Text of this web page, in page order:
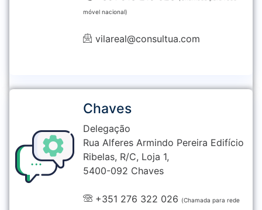
móvel nacional)
vilareal@consultua.com
Chaves
Delegação
Rua Alferes Armindo Pereira Edifício
Ribelas, R/C, Loja 1,
5400-092 Chaves
+351 276 322 026 (Chamada para rede